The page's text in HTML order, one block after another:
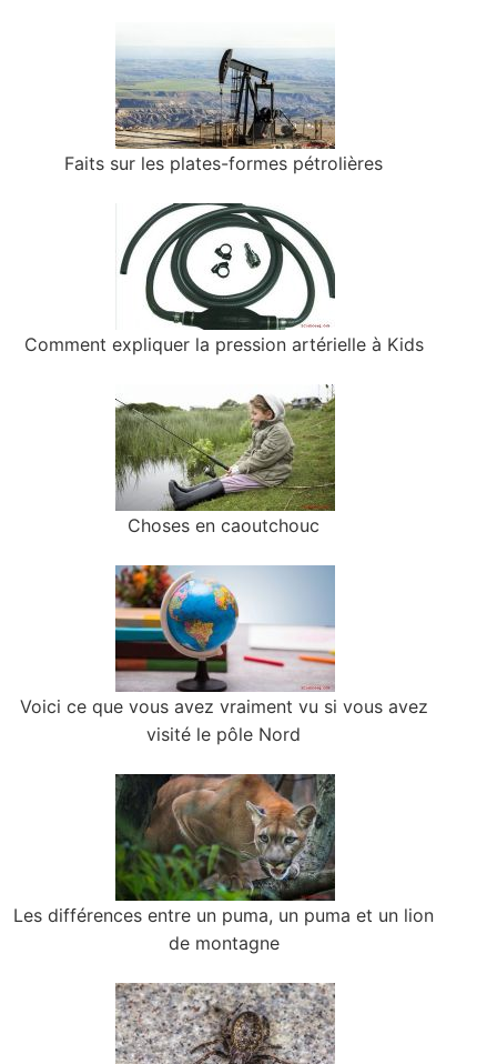
Faits sur les plates-formes pétrolières
Comment expliquer la pression artérielle à Kids
Choses en caoutchouc
Voici ce que vous avez vraiment vu si vous avez
visité le pôle Nord
Les différences entre un puma, un puma et un lion
de montagne